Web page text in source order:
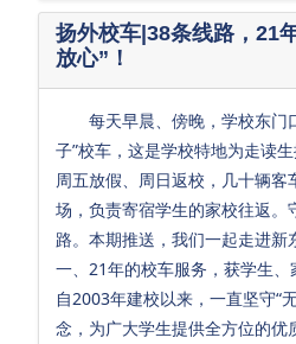
扬外校车|38条线路，21
放心”！
每天早晨、傍晚，学校东门
子”校车，这是学校特地为走读
周五放假、周日返校，几十辆客
场，负责寄宿学生的家校往返。
路。本期推送，我们一起走进新
一、21年的校车服务，获学生
自2003年建校以来，一直坚守“
念，为广大学生提供全方位的优